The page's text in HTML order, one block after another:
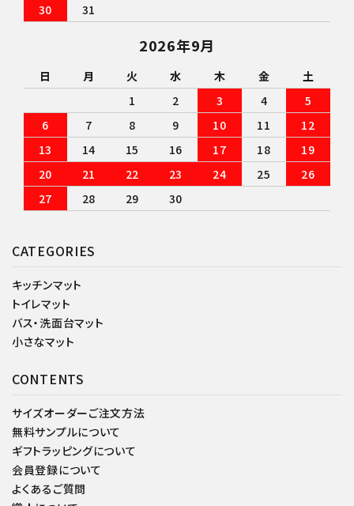
検索する
CATEGORIES
キッチンマット
トイレマット
バス・洗面台マット
小さなマット
CONTENTS
サイズオーダーご注文方法
無料サンプルについて
ギフトラッピングについて
会員登録について
よくあるご質問
30
31
2026年9月
日 月 火 水 木 金
土
1
2 3 4
5
6
7 8 9 10 11
12
13
14 15 16 17 18
19
20
21 22 23 24 25
26
27
28 29 30